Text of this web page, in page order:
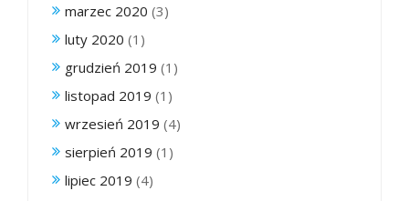
marzec 2020 (3)
luty 2020 (1)
grudzień 2019 (1)
listopad 2019 (1)
wrzesień 2019 (4)
sierpień 2019 (1)
lipiec 2019 (4)